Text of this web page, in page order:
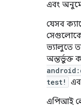
এবং
যেসব
সেগুলোকে
ভ্যালুতে
অন্তর্ভুক্ত
test!
এপিআই